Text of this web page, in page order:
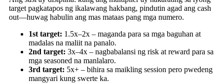
target pagkatapos ng ikalawang hakbang, pindutin agad ang cash
out—huwag habulin ang mas mataas pang mga numero.
1st target: 1.5x–2x – maganda para sa mga baguhan at
madalas na maliit na panalo.
2nd target: 3x–4x – nagbabalansi ng risk at reward para sa
mga seasoned na manlalaro.
3rd target: 5x+ – bihira sa maikling session pero pwedeng
mangyari kung swerte ka.